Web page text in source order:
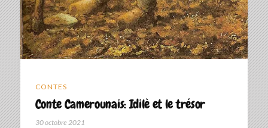
CONTES
Conte Camerounais: Idilè et le trésor
30 octobre 2021